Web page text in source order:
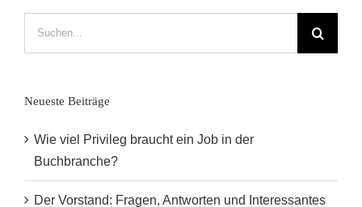
Neueste Beiträge
Wie viel Privileg braucht ein Job in der
Buchbranche?
Der Vorstand: Fragen, Antworten und Interessantes